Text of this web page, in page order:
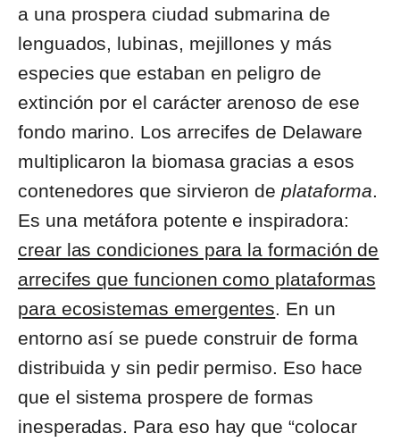
a una prospera ciudad submarina de
lenguados, lubinas, mejillones y más
especies que estaban en peligro de
extinción por el carácter arenoso de ese
fondo marino. Los arrecifes de Delaware
multiplicaron la biomasa gracias a esos
contenedores que sirvieron deplataforma.
Es una metáfora potente e inspiradora:
crear las condiciones para la formación de
arrecifes que funcionen como plataformas
para ecosistemas emergentes. En un
entorno así se puede construir de forma
distribuida y sin pedir permiso. Eso hace
que el sistema prospere de formas
inesperadas. Para eso hay que “colocar